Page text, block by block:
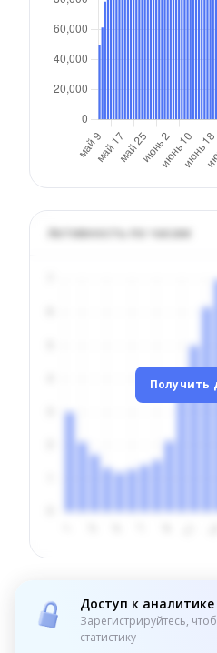
Активность по часам
Получить
Доступ к
Зарегистрируйтесь,
статистику